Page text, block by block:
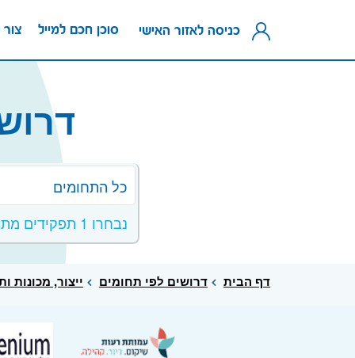
סוכן חכם למייל כניסה לאזור האישי
כל התחומים
נבחרו 1 תפקידים מתחום ייצור, מכונות ותעשייה
דף הבית דרושים לפי תחומים ייצור, מכונות